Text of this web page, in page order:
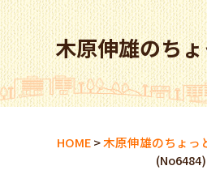
木原伸雄のち
HOME>木原伸雄のちょっ